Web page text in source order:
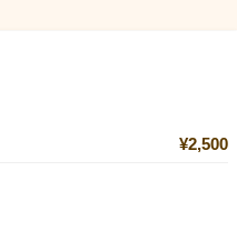
¥2,500